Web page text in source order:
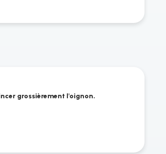
grossièrement l'oignon.